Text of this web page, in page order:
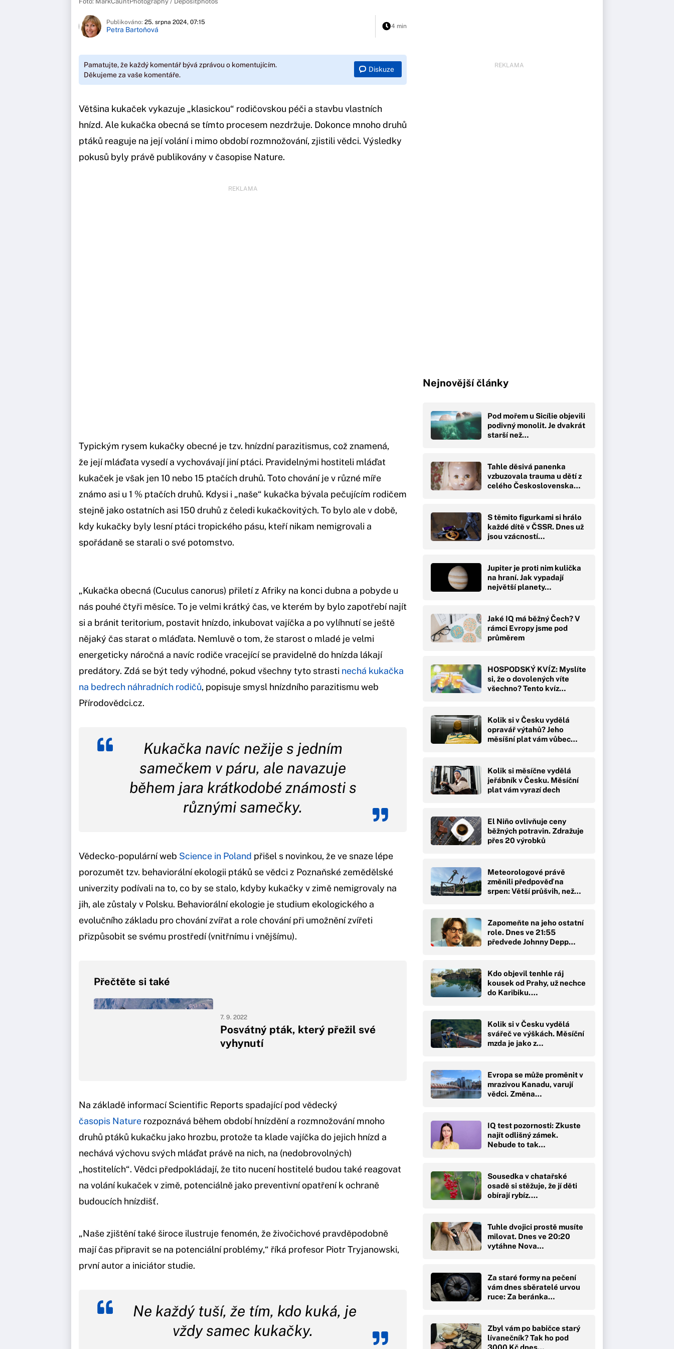
Publikováno: 25. srpna 2024, 07:15
Petra Bartoňová 4 min
Pamatujte, že každý komentář bývá zprávou o komentujícím.
Děkujeme za vaše komentáře.
Diskuze
Většina kukaček vykazuje „klasickou“ rodičovskou péči a stavbu vlastních
hnízd. Ale kukačka obecná se tímto procesem nezdržuje. Dokonce mnoho druhů
ptáků reaguje na její volání i mimo období rozmnožování, zjistili vědci. Výsledky
pokusů byly právě publikovány v časopise Nature.
REKLAMA
Typickým rysem kukačky obecné je tzv. hnízdní parazitismus, což znamená,
že její mláďata vysedí a vychovávají jiní ptáci. Pravidelnými hostiteli mláďat
kukaček je však jen 10 nebo 15 ptačích druhů. Toto chování je v různé míře
známo asi u 1 % ptačích druhů. Kdysi i „naše“ kukačka bývala pečujícím rodičem
stejně jako ostatních asi 150 druhů z čeledi kukačkovitých. To bylo ale v době,
kdy kukačky byly lesní ptáci tropického pásu, kteří nikam nemigrovali a
spořádaně se starali o své potomstvo.
„Kukačka obecná (Cuculus canorus) přiletí z Afriky na konci dubna a pobyde u
nás pouhé čtyři měsíce. To je velmi krátký čas, ve kterém by bylo zapotřebí najít
si a bránit teritorium, postavit hnízdo, inkubovat vajíčka a po vylíhnutí se ještě
nějaký čas starat o mláďata. Nemluvě o tom, že starost o mladé je velmi
energeticky náročná a navíc rodiče vracející se pravidelně do hnízda lákají
predátory. Zdá se být tedy výhodné, pokud všechny tyto strasti nechá kukačka
na bedrech náhradních rodičů, popisuje smysl hnízdního parazitismu web
Přírodovědci.cz.
Kukačka navíc nežije s jedním
samečkem v páru, ale navazuje
během jara krátkodobé známosti s
různými samečky.
Vědecko-populární web Science in Poland přišel s novinkou, že ve snaze lépe
porozumět tzv. behaviorální ekologii ptáků se vědci z Poznaňské zemědělské
univerzity podívali na to, co by se stalo, kdyby kukačky v zimě nemigrovaly na
jih, ale zůstaly v Polsku. Behaviorální ekologie je studium ekologického a
evolučního základu pro chování zvířat a role chování při umožnění zvířeti
přizpůsobit se svému prostředí (vnitřnímu i vnějšímu).
Přečtěte si také
Posvátný pták, který přežil své
vyhynutí
7. 9. 2022
Na základě informací Scientific Reports spadající pod vědecký
časopis Nature rozpoznává během období hnízdění a rozmnožování mnoho
druhů ptáků kukačku jako hrozbu, protože ta klade vajíčka do jejich hnízd a
nechává výchovu svých mláďat právě na nich, na (nedobrovolných)
„hostitelích“. Vědci předpokládají, že tito nucení hostitelé budou také reagovat
na volání kukaček v zimě, potenciálně jako preventivní opatření k ochraně
budoucích hnízdišť.
„Naše zjištění také široce ilustruje fenomén, že živočichové pravděpodobně
mají čas připravit se na potenciální problémy,“ říká profesor Piotr Tryjanowski,
první autor a iniciátor studie.
Ne každý tuší, že tím, kdo kuká, je
vždy samec kukačky.
REKLAMA
Nejnovější články
Pod mořem u Sicílie objevili
podivný monolit. Je dvakrát
starší než…
Tahle děsivá panenka
vzbuzovala trauma u dětí z
celého Československa…
S těmito figurkami si hrálo
každé dítě v ČSSR. Dnes už
jsou vzácností…
Jupiter je proti nim kulička
na hraní. Jak vypadají
největší planety…
Jaké IQ má běžný Čech? V
rámci Evropy jsme pod
průměrem
HOSPODSKÝ KVÍZ: Myslíte
si, že o dovolených víte
všechno? Tento kvíz…
Kolik si v Česku vydělá
opravář výtahů? Jeho
měsíšní plat vám vůbec…
Kolik si měsíčne vydělá
jeřábník v Česku. Měsíční
plat vám vyrazí dech
El Niño ovlivňuje ceny
běžných potravin. Zdražuje
přes 20 výrobků
Meteorologové právě
změnili předpověď na
srpen: Větší průšvih, než…
Zapomeňte na jeho ostatní
role. Dnes ve 21:55
předvede Johnny Depp…
Kdo objevil tenhle ráj
kousek od Prahy, už nechce
do Karibiku.…
Kolik si v Česku vydělá
svářeč ve výškách. Měsíční
mzda je jako z…
Evropa se může proměnit v
mrazivou Kanadu, varují
vědci. Změna…
IQ test pozornosti: Zkuste
najít odlišný zámek.
Nebude to tak…
Sousedka v chatařské
osadě si stěžuje, že jí děti
obírají rybíz.…
Tuhle dvojici prostě musíte
milovat. Dnes ve 20:20
vytáhne Nova…
Za staré formy na pečení
vám dnes sběratelé urvou
ruce: Za beránka…
Zbyl vám po babičce starý
lívanečník? Tak ho pod
3000 Kč dnes…